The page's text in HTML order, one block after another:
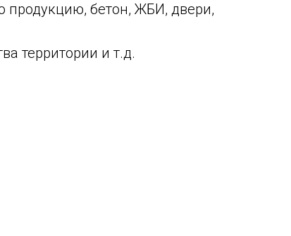
продукцию, бетон, ЖБИ, двери,
территории и т.д.